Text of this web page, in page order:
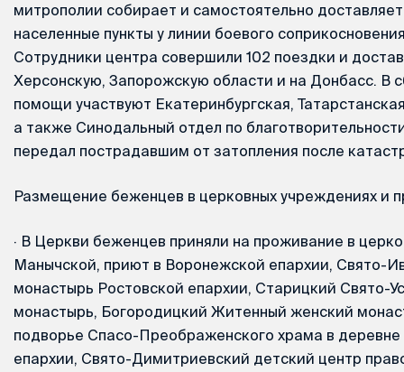
митрополии собирает и самостоятельно
населенные пункты у линии боевого
Сотрудники центра совершили 102 поездки и
Херсонскую, Запорожскую области и на Донбасс. В
помощи участвуют Екатеринбургская,
а также Синодальный отдел по
передал пострадавшим от затопления после
Размещение беженцев в церковных учреждениях и
· В Церкви беженцев приняли на проживание в
Манычской, приют в Воронежской епархии, Свято-
монастырь Ростовской епархии, Старицкий Свято-
монастырь, Богородицкий Житенный женский
подворье Спасо-Преображенского храма в
епархии, Свято-Димитриевский детский центр